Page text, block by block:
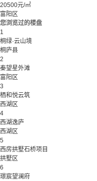
20500元/㎡
富阳区
您浏览过的楼盘
1
桐绿·云山境
桐庐县
2
秦望星外滩
富阳区
3
栖和悦云筑
西湖区
4
西湖逸庐
西湖区
5
西房拱墅石桥项目
拱墅区
6
璟宸望澜府